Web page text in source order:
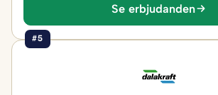
Se erbjudanden
#5